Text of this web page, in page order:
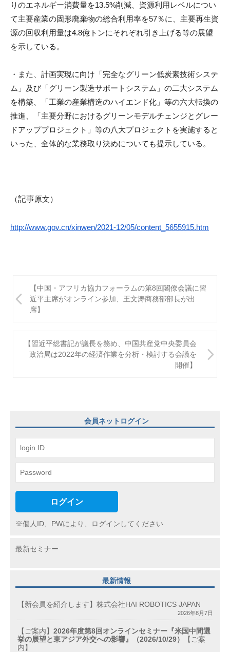
りのエネルギー消費量を13.5%削減、 資源利用レベルについ
て主要産業の固形廃棄物の総合利用率を57％に、主要再生資
源の回収利用量は4.8億トンにそれぞれ引き上げる等の展望
を示している。
・また、計画実現に向け「完全なグリーン低炭素技術システ
ム」 及び「グリーン製造サポートシステム」の二大システム
を構築、「 工業の産業構造のハイエンド化」等の六大転換の
推進、「 主要分野におけるグリーンモデルチェンジとグレー
ドアッププロジェクト」等の八大プロジェクトを実施すると
いった、 全体的な業務取り決めについても提示している。
（記事原文）
http://www.gov.cn/xinwen/2021-12/05/content_ 5655915.htm
稿
【中国・アフリカ協力フォーラムの第8回閣僚会議に習
近平主席がオンライン参加、王文涛商務部部長が出
席】
【習近平総書記が議長を務め、中国共産党中央委員会
政治局は2022年の経済作業を分析・検討する会議を
開催】
会員ネットログイン
ログイン
※個人ID、PWにより、ログインしてください
最新セミナー
最新情報
【新会員を紹介します】株式会社HAI ROBOTICS JAPAN
2026年8月7日
【ご案内】 2026年度第8回オンラインセミナー『米国中間選
挙の展望と東アジア外交への影響』（2026/10/29）
【ご案
内】